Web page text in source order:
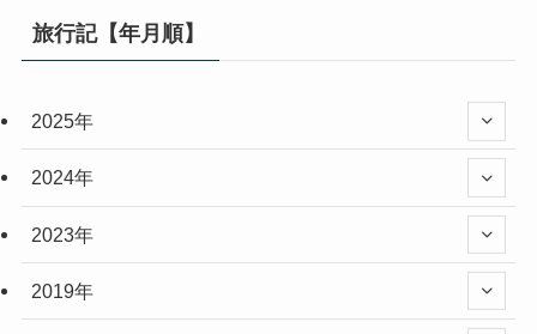
旅行記【年月順】
2025年
2024年
2023年
2019年